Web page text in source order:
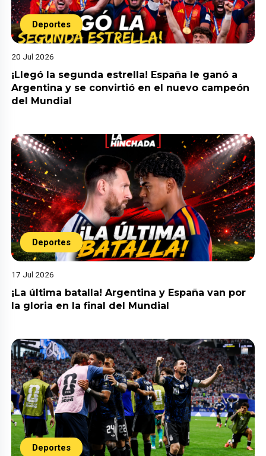
Deportes
20 Jul 2026
¡Llegó la segunda estrella! España le ganó a
Argentina y se convirtió en el nuevo campeón
del Mundial
Deportes
17 Jul 2026
¡La última batalla! Argentina y España van por
la gloria en la final del Mundial
Deportes